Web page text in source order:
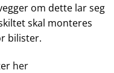
om dette lar seg
skal monteres
bilister.
her